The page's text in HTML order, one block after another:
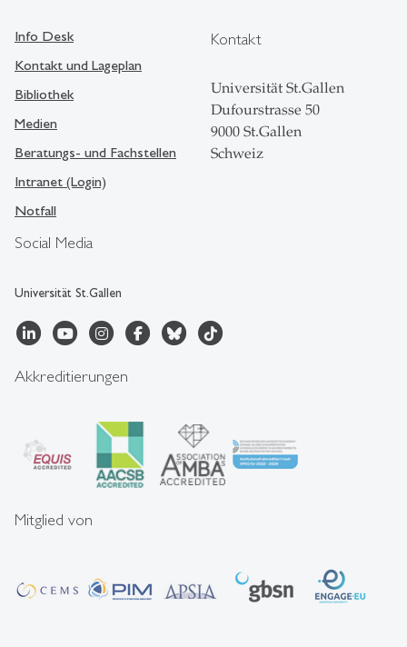
Social Media
Universität St.Gallen
Info Desk
Kontakt und Lageplan
Bibliothek
Medien
Beratungs- und Fachstellen
Intranet (Login)
Notfall
Kontakt
Universität St.Gallen
Dufourstrasse 50
9000 St.Gallen
Schweiz
Akkreditierungen
Mitglied von